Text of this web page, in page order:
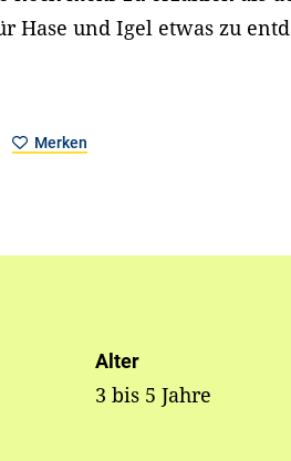
Hase und Igel etwas zu
Merken
Alter
3 bis 5 Jahre